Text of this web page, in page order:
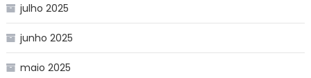
julho 2025
junho 2025
maio 2025